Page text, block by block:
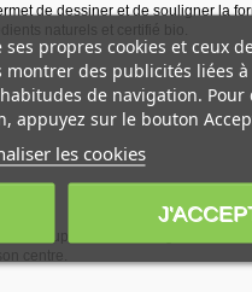
de dessiner et de souligner la
naturels et certifié bio.
ou supérieurs. Pour agrandir
centre.
propres cookies et ceux
des publicités liées à
de navigation. Pour
appuyez sur le bouton
les cookies